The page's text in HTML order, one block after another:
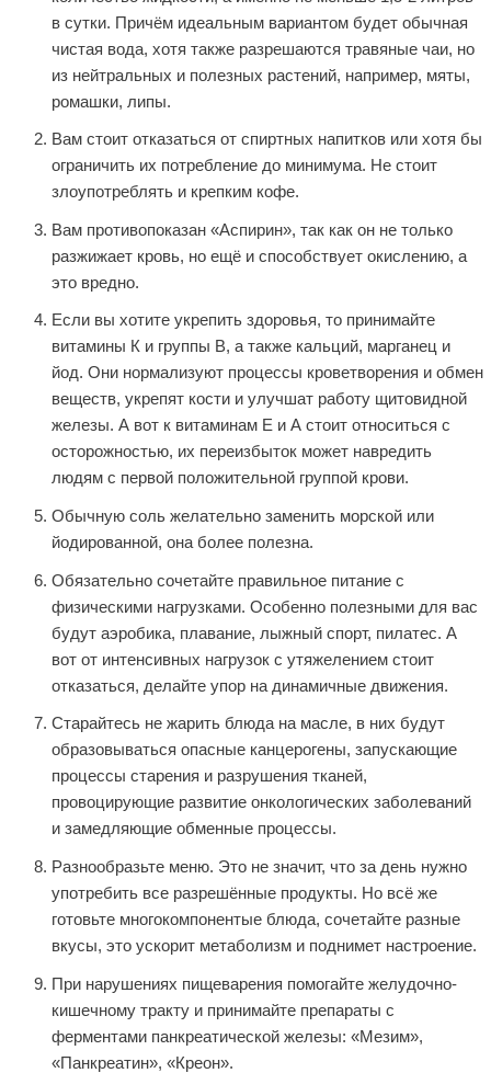
в сутки. Причём идеальным вариантом будет обычная
чистая вода, хотя также разрешаются травяные чаи, но
из нейтральных и полезных растений, например, мяты,
ромашки, липы.
Вам стоит отказаться от спиртных напитков или хотя бы
ограничить их потребление до минимума. Не стоит
злоупотреблять и крепким кофе.
Вам противопоказан «Аспирин», так как он не только
разжижает кровь, но ещё и способствует окислению, а
это вредно.
Если вы хотите укрепить здоровья, то принимайте
витамины К и группы В, а также кальций, марганец и
йод. Они нормализуют процессы кроветворения и обмен
веществ, укрепят кости и улучшат работу щитовидной
железы. А вот к витаминам Е и А стоит относиться с
осторожностью, их переизбыток может навредить
людям с первой положительной группой крови.
Обычную соль желательно заменить морской или
йодированной, она более полезна.
Обязательно сочетайте правильное питание с
физическими нагрузками. Особенно полезными для вас
будут аэробика, плавание, лыжный спорт, пилатес. А
вот от интенсивных нагрузок с утяжелением стоит
отказаться, делайте упор на динамичные движения.
Старайтесь не жарить блюда на масле, в них будут
образовываться опасные канцерогены, запускающие
процессы старения и разрушения тканей,
провоцирующие развитие онкологических заболеваний
и замедляющие обменные процессы.
Разнообразьте меню. Это не значит, что за день нужно
употребить все разрешённые продукты. Но всё же
готовьте многокомпонентые блюда, сочетайте разные
вкусы, это ускорит метаболизм и поднимет настроение.
При нарушениях пищеварения помогайте желудочно-
кишечному тракту и принимайте препараты с
ферментами панкреатической железы: «Мезим»,
«Панкреатин», «Креон».